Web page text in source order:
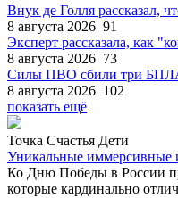
Внук де Голля рассказал,
8 августа 2026 91
Эксперт рассказала, как
8 августа 2026 73
Силы ПВО сбили три
8 августа 2026 102
показать ещё
Точка Счастья Дети
Уникальные иммерсивные
Ко Дню Победы в России
которые кардинально